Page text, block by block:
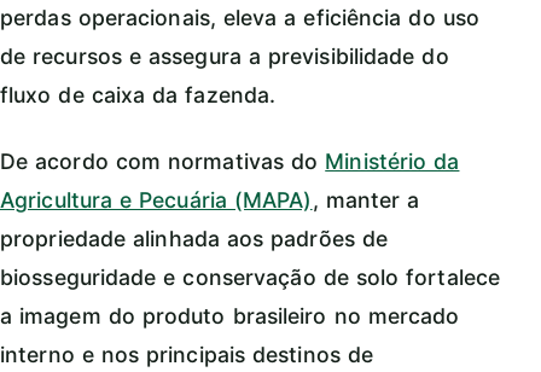
perdas operacionais, eleva a eficiência do uso
de recursos e assegura a previsibilidade do
fluxo de caixa da fazenda.
De acordo com normativas do Ministério da
Agricultura e Pecuária (MAPA), manter a
propriedade alinhada aos padrões de
biosseguridade e conservação de solo fortalece
a imagem do produto brasileiro no mercado
interno e nos principais destinos de